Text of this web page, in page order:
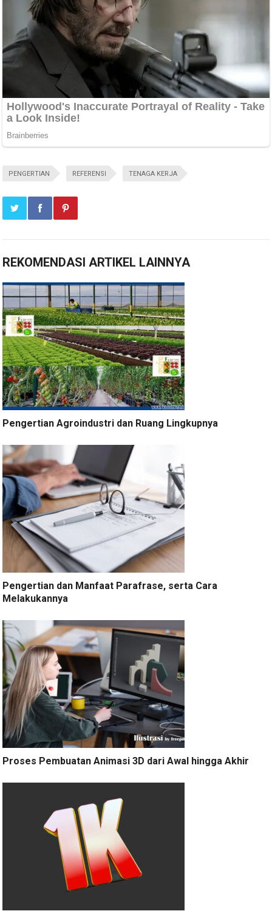
PENGERTIAN REFERENSI TENAGA KERJA
REKOMENDASI ARTIKEL LAINNYA
Pengertian Agroindustri dan Ruang Lingkupnya
Pengertian dan Manfaat Parafrase, serta Cara
Melakukannya
Proses Pembuatan Animasi 3D dari Awal hingga Akhir